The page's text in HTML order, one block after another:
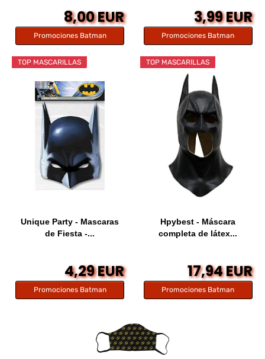
8,00 EUR
Promociones Batman
3,99 EUR
Promociones Batman
TOP MASCARILLAS
Unique Party - Mascaras
de Fiesta -...
4,29 EUR
Promociones Batman
TOP MASCARILLAS
Hpybest - Máscara
completa de látex...
17,94 EUR
Promociones Batman